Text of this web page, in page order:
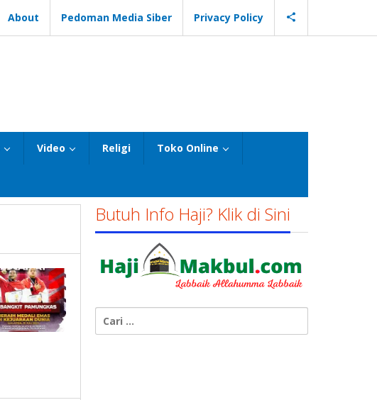
About Pedoman Media Siber Privacy Policy
Video Religi Toko Online
Butuh Info Haji? Klik di Sini
untuk: